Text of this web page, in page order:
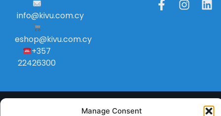
Manage Consent
info@kivu.com.cy
eshop@kivu.com.cy
+357
22426300